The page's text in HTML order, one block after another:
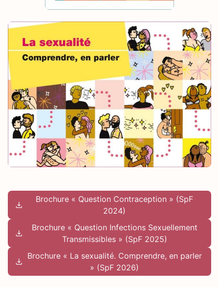
Brochure « Question Contraception » (SpF
2024)
Brochure « Question Infections Sexuellement
Transmissibles » (SpF 2025)
Brochure « La sexualité. Comprendre, en parler
» (SpF 2026)